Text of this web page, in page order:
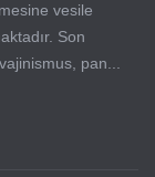
vesile
Son
pan...